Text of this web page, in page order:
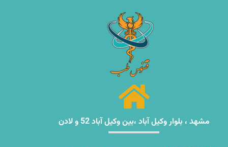
مشهد ، بلوار وکیل آباد ،بین وکیل آباد 52 و لادن